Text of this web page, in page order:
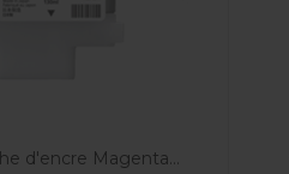
d'encre Magenta...